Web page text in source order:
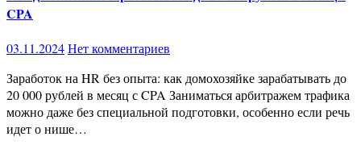
CPA
03.11.2024Нет комментариев
Заработок на HR без опыта: как домохозяйке зарабатывать до
20 000 рублей в месяц с CPA Заниматься арбитражем трафика
можно даже без специальной подготовки, особенно если речь
идет о нише…